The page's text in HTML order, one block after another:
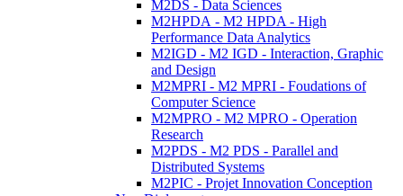
M2DS - Data Sciences
M2HPDA - M2 HPDA - High
Performance Data Analytics
M2IGD - M2 IGD - Interaction, Graphic
and Design
M2MPRI - M2 MPRI - Foudations of
Computer Science
M2MPRO - M2 MPRO - Operation
Research
M2PDS - M2 PDS - Parallel and
Distributed Systems
M2PIC - Projet Innovation Conception